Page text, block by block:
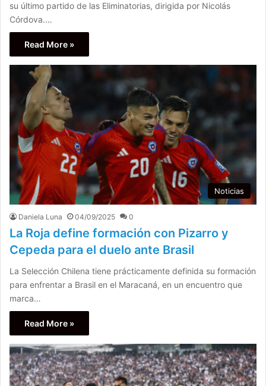
su último partido de las Eliminatorias, dirigida por Nicolás
Córdova.…
Read More »
Noticias
Daniela Luna 04/09/2025 0
La Roja define formación con Pizarro y
Cepeda para el duelo ante Brasil
La Selección Chilena tiene prácticamente definida su formación
para enfrentar a Brasil en el Maracaná, en un encuentro que
marca…
Read More »